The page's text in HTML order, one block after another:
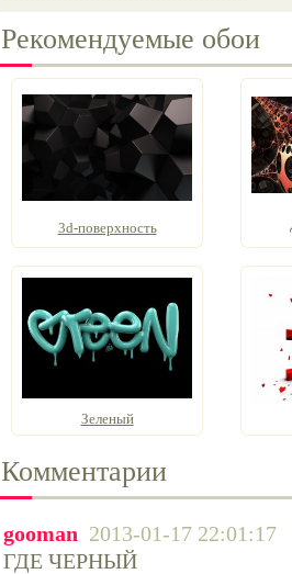
Рекомендуемые обои
3d-поверхность
Зеленый
Комментарии
gooman 2013-01-17 22:01:17
ГДЕ ЧЕРНЫЙ